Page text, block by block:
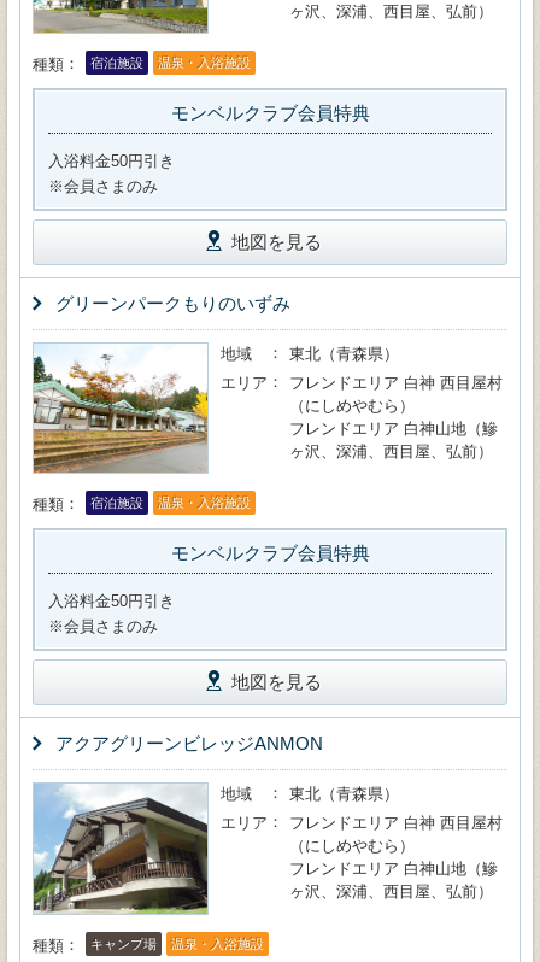
ヶ沢、深浦、西目屋、弘前）
種類 宿泊施設 温泉・入浴施設
モンベルクラブ会員特典
入浴料金50円引き
※会員さまのみ
地図を見る
グリーンパークもりのいずみ
地域
東北（青森県）
エリア
フレンドエリア 白神 西目屋村
（にしめやむら）
フレンドエリア 白神山地（鰺
ヶ沢、深浦、西目屋、弘前）
種類 宿泊施設 温泉・入浴施設
モンベルクラブ会員特典
入浴料金50円引き
※会員さまのみ
地図を見る
アクアグリーンビレッジANMON
地域
東北（青森県）
エリア
フレンドエリア 白神 西目屋村
（にしめやむら）
フレンドエリア 白神山地（鰺
ヶ沢、深浦、西目屋、弘前）
種類 キャンプ場 温泉・入浴施設